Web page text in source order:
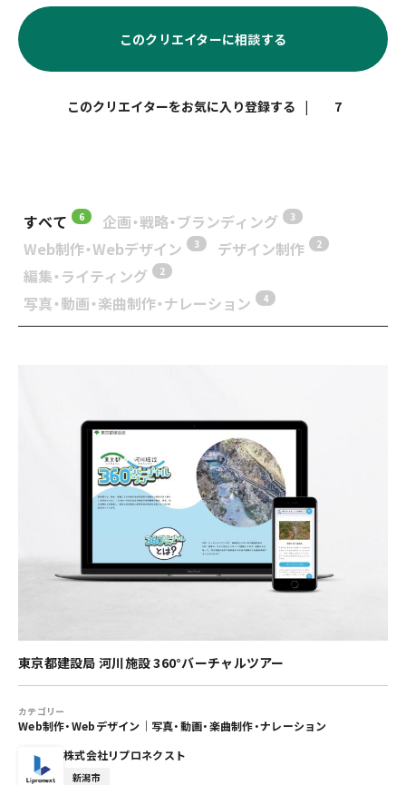
このクリエイターに相談する
| 7
すべて 6 企画・戦略・ブランディング 3
Web制作・Webデザイン 3 デザイン制作 2
編集・ライティング 2
写真・動画・楽曲制作・ナレーション 4
東京都建設局 河川施設 360°バーチャルツアー
カテゴリー
Web制作・Webデザイン ｜ 写真・動画・楽曲制作・ナレーション
株式会社リプロネクスト
新潟市